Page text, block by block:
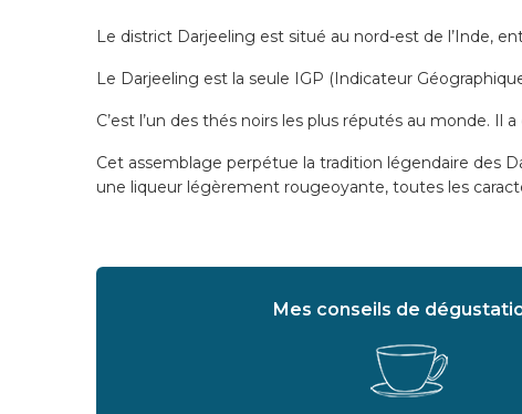
Le district Darjeeling est situé au nord-est de l’Inde,
Le Darjeeling est la seule IGP (Indicateur
C’est l’un des thés noirs les plus réputés au monde. Il
Cet assemblage perpétue la tradition légendaire des
une liqueur légèrement rougeoyante, toutes les
Mes conseils de